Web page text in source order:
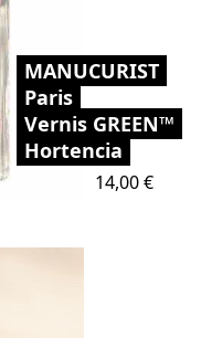
MANUCURIST
Paris
Vernis GREEN™
Hortencia
Prix
14,00 €